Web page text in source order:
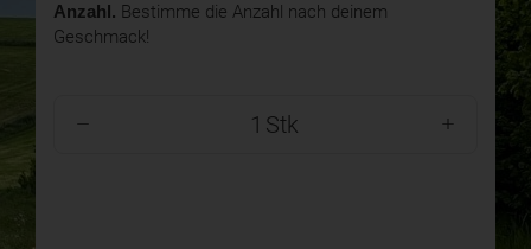
Anzahl. Bestimme die Anzahl nach deinem
Geschmack!
Stk